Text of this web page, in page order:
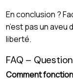
En conclusion ?
n’est pas un aveu
liberté.
FAQ –
Comment